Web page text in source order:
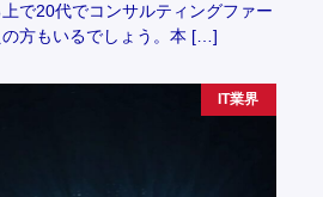
で20代でコンサルティングファー
方もいるでしょう。本 […]
IT業界